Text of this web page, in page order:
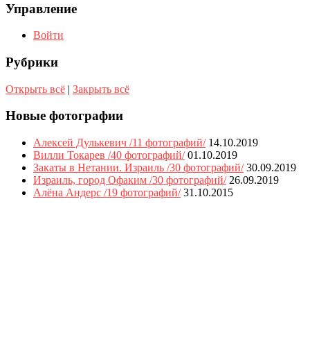
Управление
Войти
Рубрики
Открыть всё | Закрыть всё
Новые фотографии
Алексей Дулькевич /11 фотографий/ 14.10.2019
Вилли Токарев /40 фотографий/ 01.10.2019
Закаты в Нетании. Израиль /30 фотографий/ 30.09.2019
Израиль, город Офаким /30 фотографий/ 26.09.2019
Алёна Андерс /19 фотографий/ 31.10.2015